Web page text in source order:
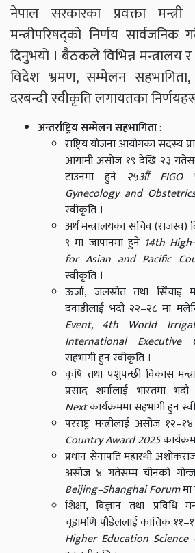
नेपाल सरकारका प्रवक्ता
मन्त्रीपरिषद्को निर्णय सार्वजनिक
दिनुभयो । बैठकले विभिन्न मन्त्रालय
विदेश भ्रमण, सम्मेलन सहभागिता,
दरबन्दी स्वीकृति लगायतका
अन्तर्राष्ट्रिय सम्मेलन सहभागिता:
राष्ट्रिय योजना आयोगका सदस्य
आगामी असोज १९ देखि २३
टाउनमा हुने २५औँ FIGO
Gynecology and
स्वीकृति ।
अर्थ मन्त्रालयका सचिव
९ मा जापानमा हुने 14th
for Asian and Pacific
स्वीकृति ।
ऊर्जा, जलस्रोत तथा सिँचाइ
दवाडीलाई भदौ २२–२८ मा
Event, 4th World
International Executive
सहभागी हुन स्वीकृति ।
कृषि तथा पशुपन्छी विकास
प्रसाद शर्मालाई भारतमा
Nextकार्यक्रममा सहभागी हुन
परराष्ट्र मन्त्रीलाई असोज
Country Award 2025
प्रधान सेनापति महारथी
असोज ४ गतेसम्म चीनको
Beijing–Shanghai Forumमा
शिक्षा, विज्ञान तथा प्रविधि
चूडामणि पौडेललाई कात्तिक
Higher Education Science